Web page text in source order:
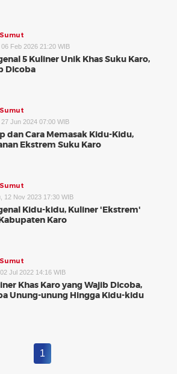
Feb 2026 21:20 WIB
5 Kuliner Unik Khas Suku Karo,
Dicoba
27 Jun 2024 07:00 WIB
dan Cara Memasak Kidu-Kidu,
Ekstrem Suku Karo
12 Nov 2023 17:30 WIB
Kidu-kidu, Kuliner 'Ekstrem'
Karo
Jul 2022 14:16 WIB
Khas Karo yang Wajib Dicoba,
Unung-unung Hingga Kidu-kidu
1